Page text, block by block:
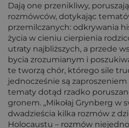
Dają one przenikliwy,
rozmówców, dotykając
przemilczanych: odkrywania
życia w cieniu cierpienia
utraty najbliższych, a przede
bycia zrozumianym i
te tworzą chór, którego sile
jednocześnie są
tematy dotąd rzadko
gronem. „Mikołaj Grynberg w
dwadzieścia kilka rozmów z
Holocaustu – rozmów